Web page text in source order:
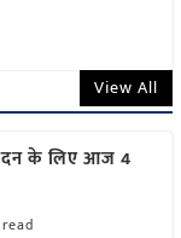
View All
के लिए आज 4